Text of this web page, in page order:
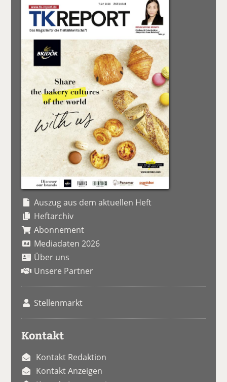
Auszug aus dem aktuellen Heft
Heftarchiv
Abonnement
Mediadaten 2026
Über uns
Unsere Partner
Stellenmarkt
Kontakt
Kontakt Redaktion
Kontakt Anzeigen